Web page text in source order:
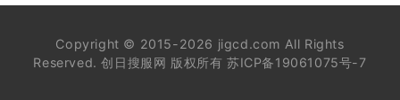
Copyright © 2015-2026 jigcd.com All Rights
Reserved. 创日搜服网 版权所有 苏ICP备19061075号-7